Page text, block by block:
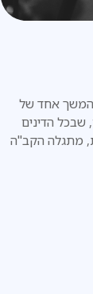
המשך אחד של
שבכל הדינים
מתגלה הקב"ה